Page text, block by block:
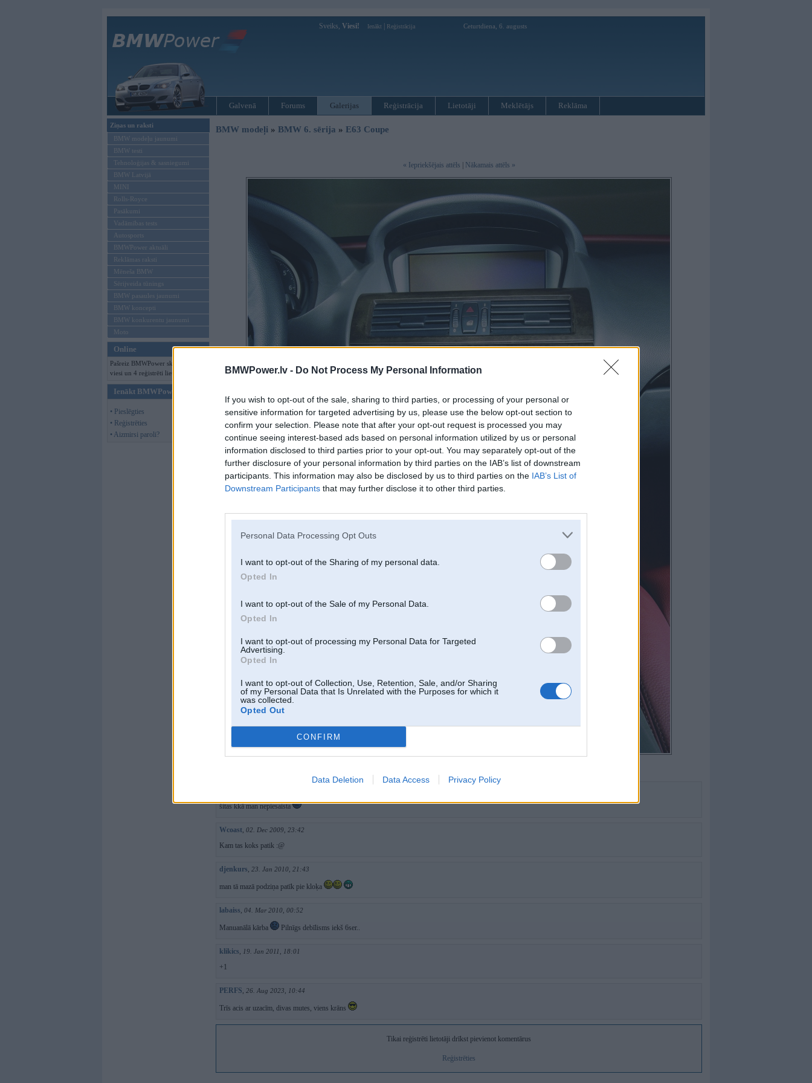
BMWPower.lv - Do Not Process My Personal Information
If you wish to opt-out of the sale, sharing to third parties, or processing of your personal or
sensitive information for targeted advertising by us, please use the below opt-out section to
confirm your selection. Please note that after your opt-out request is processed you may
continue seeing interest-based ads based on personal information utilized by us or personal
information disclosed to third parties prior to your opt-out. You may separately opt-out of the
further disclosure of your personal information by third parties on the IAB’s list of downstream
participants. This information may also be disclosed by us to third parties on the IAB’s List of
Downstream Participants that may further disclose it to other third parties.
Personal Data Processing Opt Outs
I want to opt-out of the Sharing of my personal data.
Opted In
I want to opt-out of the Sale of my Personal Data.
Opted In
I want to opt-out of processing my Personal Data for Targeted
Advertising.
Opted In
I want to opt-out of Collection, Use, Retention, Sale, and/or Sharing
of my Personal Data that Is Unrelated with the Purposes for which it
was collected.
Opted Out
CONFIRM
Data Deletion Data Access Privacy Policy
Sveiks, Viesi! Ienākt Reģistrācija Ceturtdiena, 6. augusts
Galvenā Forums Galerijas Reģistrācija Lietotāji Meklētājs Reklāma
Ziņas un raksti
BMW modeļu jaunumi
BMW testi
Tehnoloģijas & sasniegumi
BMW Latvijā
MINI
Rolls-Royce
Pasākumi
Vadāmības tests
Autosports
BMWPower aktuāli
Reklāmas raksti
Mēneša BMW
Sērijveida tūnings
BMW pasaules jaunumi
BMW koncepti
BMW konkurentu jaunumi
Moto
Online
Pašreiz BMWPower skatās 125
viesi un 4 reģistrēti lietotāji.
Ienākt BMWPower
• Pieslēgties
• Reģistrēties
• Aizmirsi paroli?
BMW modeļi » BMW 6. sērija » E63 Coupe
« Iepriekšējais attēls Nākamais attēls »
šitas kkā man nepiesaista
Wcoast, 02. Dec 2009, 23:42
Kam tas koks patik :@
djenkurs, 23. Jan 2010, 21:43
man tā mazā podziņa patīk pie kloķa
labaiss, 04. Mar 2010, 00:52
Manuanālā kārba Pilnīgs debīlisms iekš 6ser..
klikics, 19. Jan 2011, 18:01
+1
PERFS, 26. Aug 2023, 10:44
Trīs acis ar uzacīm, divas mutes, viens krāns
Tikai reģistrēti lietotāji drīkst pievienot komentārus
Reģistrēties